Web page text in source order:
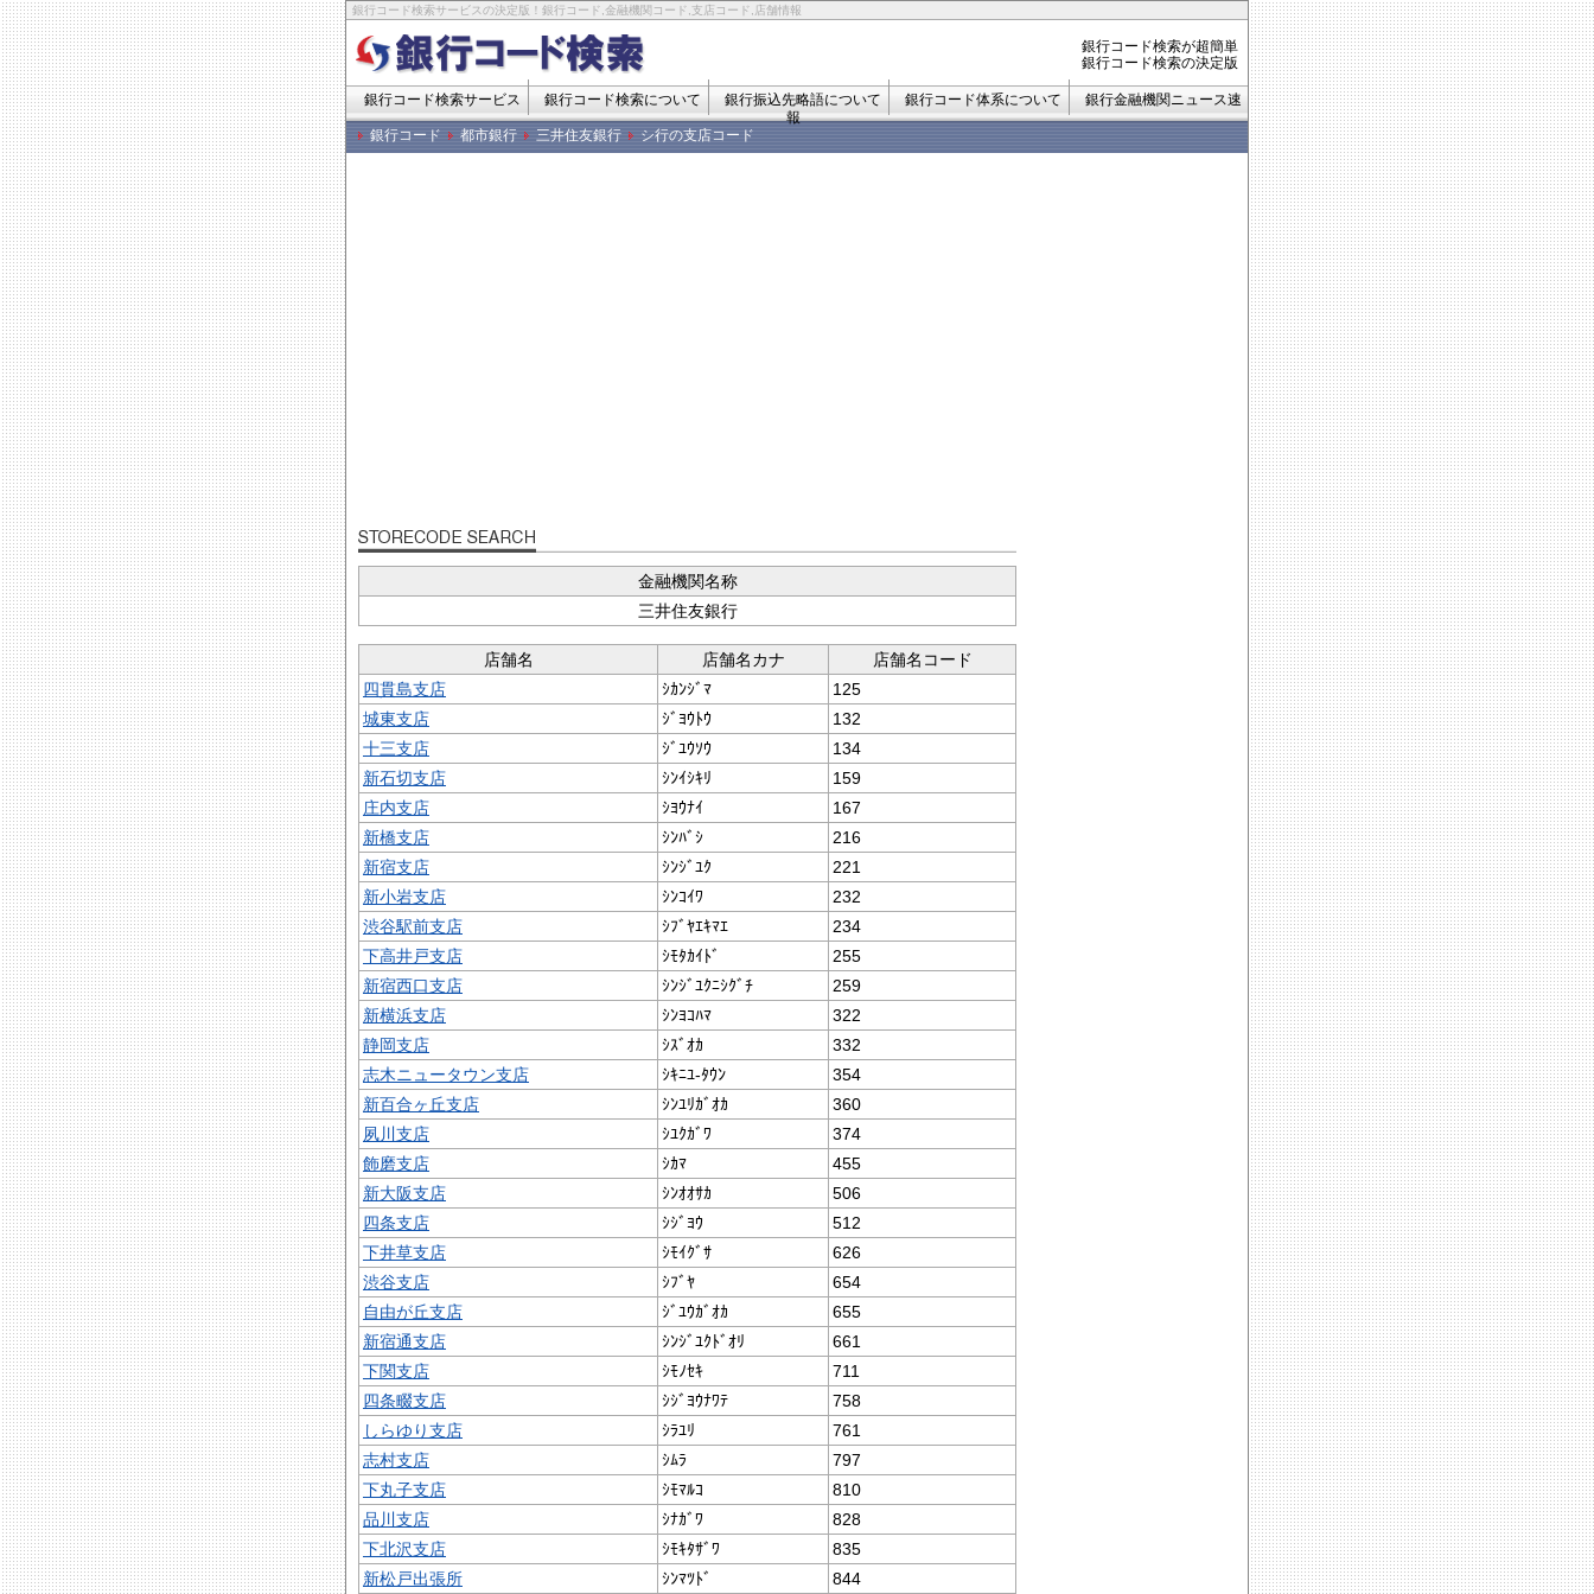
銀行コード検索サービスの決定版！銀行コード,金融機関コード,支店コード,店舗情報
銀行コード検索が超簡単
銀行コード検索の決定版
銀行コード検索サービス 銀行コード検索について 銀行振込先略語について 銀行コード体系について
銀行金融機関ニュース速
報
銀行コード
都市銀行 三井住友銀行 シ行の支店コード
金融機関名称
三井住友銀行
店舗名 店舗名カナ
店舗名コード
四貫島支店
ｼｶﾝｼﾞﾏ
125
城東支店
ｼﾞﾖｳﾄｳ
132
十三支店
ｼﾞﾕｳｿｳ
134
新石切支店
ｼﾝｲｼｷﾘ
159
庄内支店
ｼﾖｳﾅｲ
167
新橋支店
ｼﾝﾊﾞｼ
216
新宿支店
ｼﾝｼﾞﾕｸ
221
新小岩支店
ｼﾝｺｲﾜ
232
渋谷駅前支店
ｼﾌﾞﾔｴｷﾏｴ
234
下高井戸支店
ｼﾓﾀｶｲﾄﾞ
255
新宿西口支店
ｼﾝｼﾞﾕｸﾆｼｸﾞﾁ
259
新横浜支店
ｼﾝﾖｺﾊﾏ
322
静岡支店
ｼｽﾞｵｶ
332
志木ニュータウン支店
ｼｷﾆﾕ-ﾀｳﾝ
354
新百合ヶ丘支店
ｼﾝﾕﾘｶﾞｵｶ
360
夙川支店
ｼﾕｸｶﾞﾜ
374
飾磨支店
ｼｶﾏ
455
新大阪支店
ｼﾝｵｵｻｶ
506
四条支店
ｼｼﾞﾖｳ
512
下井草支店
ｼﾓｲｸﾞｻ
626
渋谷支店
ｼﾌﾞﾔ
654
自由が丘支店
ｼﾞﾕｳｶﾞｵｶ
655
新宿通支店
ｼﾝｼﾞﾕｸﾄﾞｵﾘ
661
下関支店
ｼﾓﾉｾｷ
711
四条畷支店
ｼｼﾞﾖｳﾅﾜﾃ
758
しらゆり支店
ｼﾗﾕﾘ
761
志村支店
ｼﾑﾗ
797
下丸子支店
ｼﾓﾏﾙｺ
810
品川支店
ｼﾅｶﾞﾜ
828
下北沢支店
ｼﾓｷﾀｻﾞﾜ
835
新松戸出張所
ｼﾝﾏﾂﾄﾞ 844